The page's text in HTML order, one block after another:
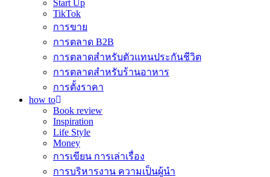
Start Up
TikTok
การขาย
การตลาด B2B
การตลาดสำหรับตัวแทนประกันชีวิต
การตลาดสำหรับร้านอาหาร
การตั้งราคา
how to
Book review
Inspiration
Life Style
Money
การเขียน การเล่าเรื่อง
การบริหารงาน ความเป็นผู้นำ